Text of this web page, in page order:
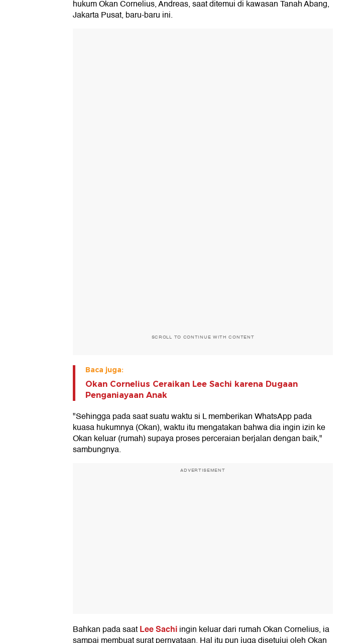
hukum Okan Cornelius, Andreas, saat ditemui di kawasan Tanah Abang,
Jakarta Pusat, baru-baru ini.
SCROLL TO CONTINUE WITH CONTENT
Baca juga:
Okan Cornelius Ceraikan Lee Sachi karena Dugaan
Penganiayaan Anak
"Sehingga pada saat suatu waktu si L memberikan WhatsApp pada
kuasa hukumnya (Okan), waktu itu mengatakan bahwa dia ingin izin ke
Okan keluar (rumah) supaya proses perceraian berjalan dengan baik,"
sambungnya.
ADVERTISEMENT
Bahkan pada saatLee Sachiingin keluar dari rumah Okan Cornelius, ia